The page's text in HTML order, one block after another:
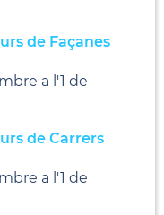
de Façanes
a l'1 de
de Carrers
a l'1 de